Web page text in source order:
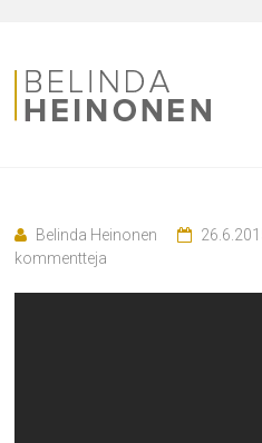
Belinda Heinonen
kommentteja